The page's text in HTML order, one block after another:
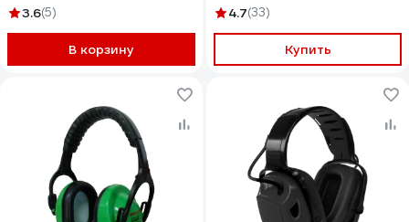
3.6(5)
В корзину
4.7(33)
Купить